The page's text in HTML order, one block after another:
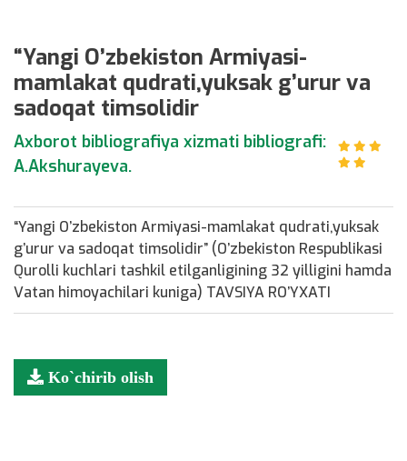
“Yangi O’zbekiston Armiyasi-
mamlakat qudrati,yuksak g’urur va
sadoqat timsolidir
Axborot bibliografiya xizmati bibliografi:
A.Akshurayeva.
“Yangi O’zbekiston Armiyasi-mamlakat qudrati,yuksak
g’urur va sadoqat timsolidir” (O’zbekiston Respublikasi
Qurolli kuchlari tashkil etilganligining 32 yilligini hamda
Vatan himoyachilari kuniga) TAVSIYA RO’YXATI
Ko`chirib olish